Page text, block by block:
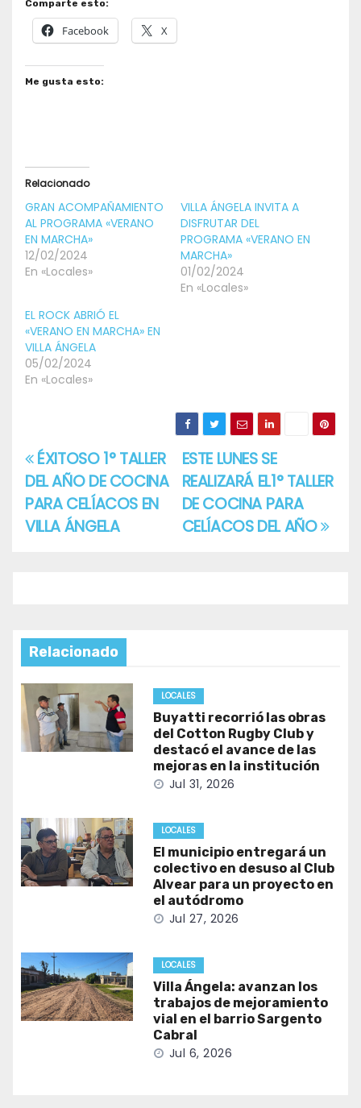
Comparte esto:
Facebook X
Me gusta esto:
Relacionado
GRAN ACOMPAÑAMIENTO
AL PROGRAMA «VERANO
EN MARCHA»
12/02/2024
En «Locales»
VILLA ÁNGELA INVITA A
DISFRUTAR DEL
PROGRAMA «VERANO EN
MARCHA»
01/02/2024
En «Locales»
EL ROCK ABRIÓ EL
«VERANO EN MARCHA» EN
VILLA ÁNGELA
05/02/2024
En «Locales»
Navegación
de
entradas
ESTE LUNES SE
REALIZARÁ EL1° TALLER
DE COCINA PARA
CELÍACOS DEL AÑO
ÉXITOSO 1° TALLER
DEL AÑO DE COCINA
PARA CELÍACOS EN
VILLA ÁNGELA
Relacionado
LOCALES
Buyatti recorrió las obras
del Cotton Rugby Club y
destacó el avance de las
mejoras en la institución
Jul 31, 2026
LOCALES
El municipio entregará un
colectivo en desuso al Club
Alvear para un proyecto en
el autódromo
Jul 27, 2026
LOCALES
Villa Ángela: avanzan los
trabajos de mejoramiento
vial en el barrio Sargento
Cabral
Jul 6, 2026